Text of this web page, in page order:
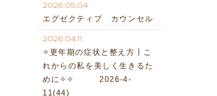
2026.05.04
エグゼクティブ カウンセル
2026.04.11
✧更年期の症状と整え方丨こ
れからの私を美しく生きるた
めに✧✧ 2026-4-
11(44)